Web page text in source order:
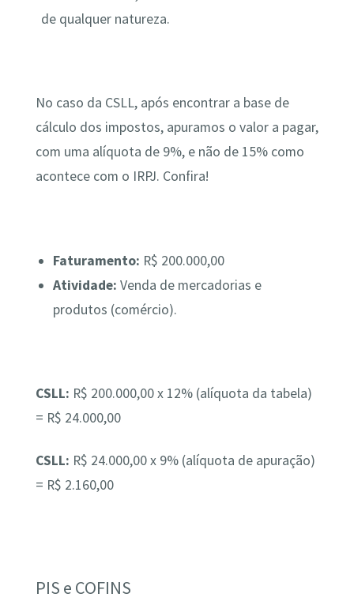
de qualquer natureza.
No caso da CSLL, após encontrar a base de
cálculo dos impostos, apuramos o valor a pagar,
com uma alíquota de 9%, e não de 15% como
acontece com o IRPJ. Confira!
Faturamento: R$ 200.000,00
Atividade:Venda de mercadorias e
produtos (comércio).
CSLL: R$ 200.000,00 x 12% (alíquota da tabela)
= R$ 24.000,00
CSLL: R$ 24.000,00 x 9% (alíquota de apuração)
= R$ 2.160,00
PIS e COFINS